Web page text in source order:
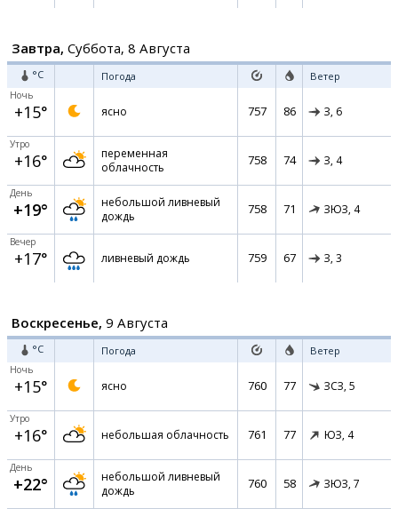
Завтра, Суббота, 8 Августа
°C Погода Ветер
Ночь
+15° ясно 757 86 З, 6
Утро
+16°
переменная
облачность
758 74 З, 4
День
+19°
небольшой ливневый
дождь
758 71 ЗЮЗ, 4
Вечер
+17° ливневый дождь 759 67 З, 3
Воскресенье, 9 Августа
°C Погода Ветер
Ночь
+15° ясно 760 77 ЗСЗ, 5
Утро
+16° небольшая облачность 761 77 ЮЗ, 4
День
+22°
небольшой ливневый
дождь
760 58 ЗЮЗ, 7